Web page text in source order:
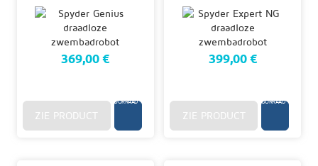
369,00 €
VOORRAAD
ZIE PRODUCT
399,00 €
VOORRAAD
ZIE PRODUCT